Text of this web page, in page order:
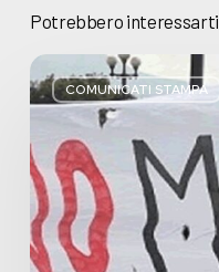
Potrebbero interessarti
COMUNICATI STAMPA
Basta
bugie,
Regione
Lombardia
pratica
l’antimafia
solo
a
parole